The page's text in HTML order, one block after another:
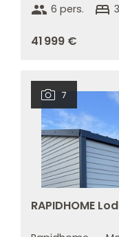
group 6 pers. bed
41 999 €
7
RAPIDHOME